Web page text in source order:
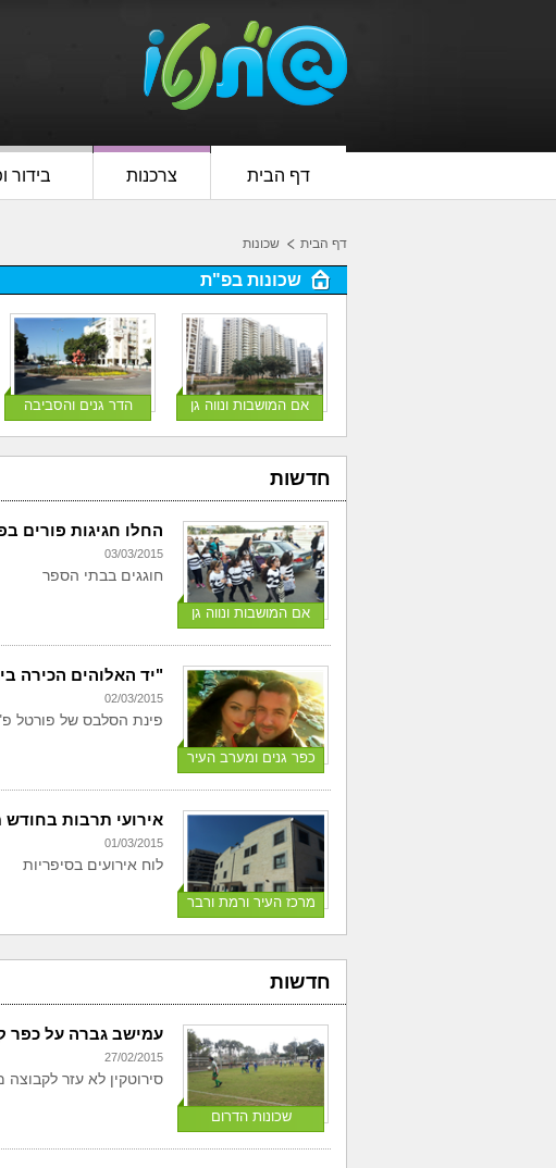
דף הבית צרכנות בידור
דף הבית שכונות
שכונות בפ"ת
אם המושבות ונווה גן הדר גנים והסביבה
חדשות
אם המושבות ונווה גן
החלו חגיגות פורים
03/03/2015
חוגגים בבתי הספר
כפר גנים ומערב העיר
"יד האלוהים הכירה
02/03/2015
פינת הסלבס של פורטל
מרכז העיר ורמת ורבר
אירועי תרבות
01/03/2015
לוח אירועים בסיפריות
חדשות
שכונות הדרום
עמישב גברה על כפר
27/02/2015
סירוטקין לא עזר